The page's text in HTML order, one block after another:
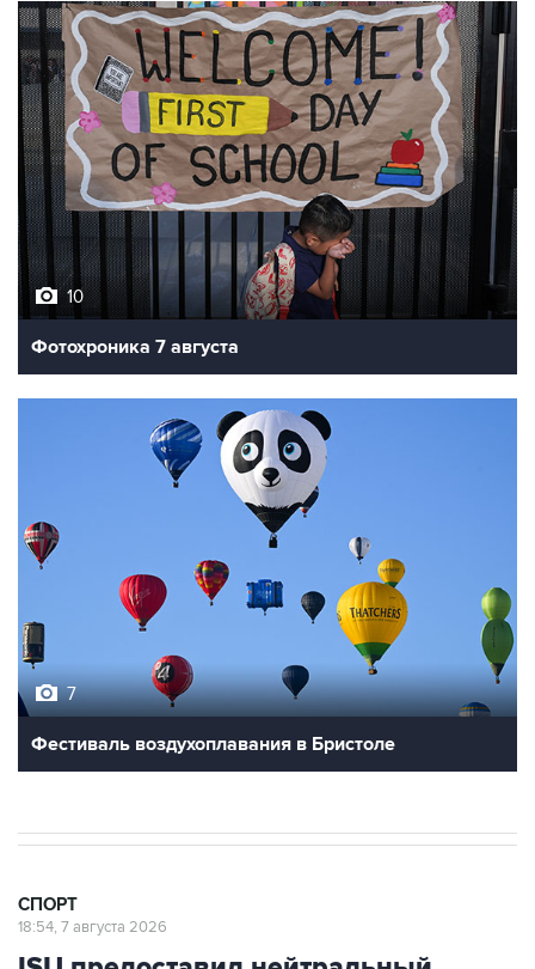
10
Фотохроника 7 августа
7
Фестиваль воздухоплавания в Бристоле
СПОРТ
18:54, 7 августа 2026